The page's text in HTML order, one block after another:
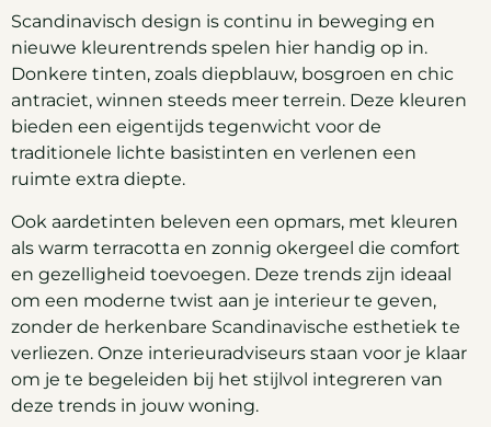
Scandinavisch design is continu in beweging en
nieuwe kleurentrends spelen hier handig op in.
Donkere tinten, zoals diepblauw, bosgroen en chic
antraciet, winnen steeds meer terrein. Deze kleuren
bieden een eigentijds tegenwicht voor de
traditionele lichte basistinten en verlenen een
ruimte extra diepte.
Ook aardetinten beleven een opmars, met kleuren
als warm terracotta en zonnig okergeel die comfort
en gezelligheid toevoegen. Deze trends zijn ideaal
om een moderne twist aan je interieur te geven,
zonder de herkenbare Scandinavische esthetiek te
verliezen. Onze interieuradviseurs staan voor je klaar
om je te begeleiden bij het stijlvol integreren van
deze trends in jouw woning.